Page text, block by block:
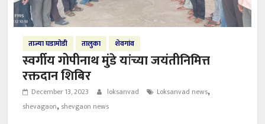
ताज्या घडामोडी तालुका शेवगांव
स्वर्गीय गोपीनाथ मुंडे यांच्या जयंतीनिमित्त
रक्तदान शिबिर
December 13, 2023 loksanvad Loksanvad news,
shevagaon, shevgaon news